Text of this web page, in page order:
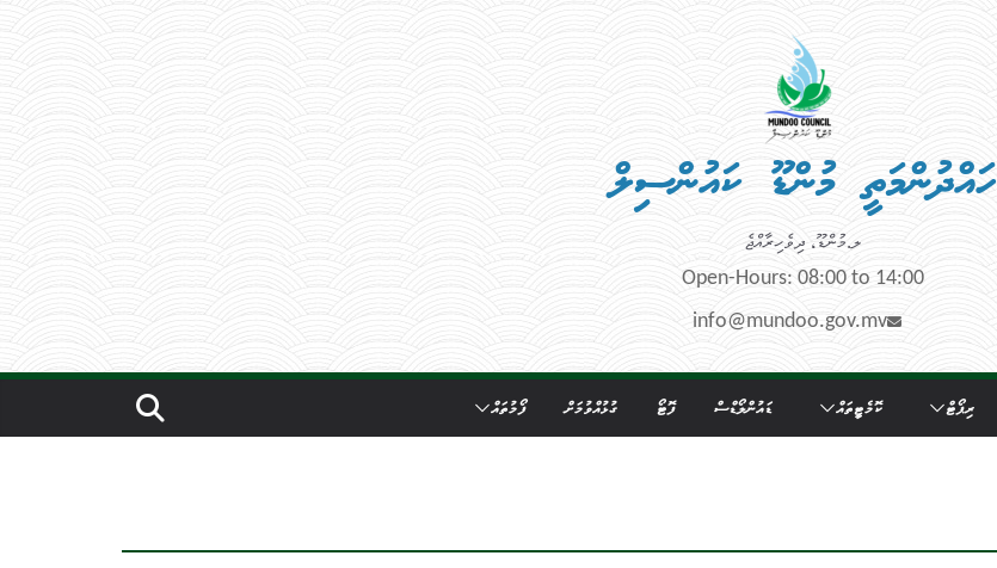
ހައްދުންމަތީ މުންޑޫ ކައުންސިލް
ލ.މުންޑޫ، ދިވެހިރާއްޖެ
Open-Hours: 08:00 to 14:00
info@mundoo.gov.mv
ރިޕޯޓް ކޮމެޓީތައް ޑައުންލޯޑްސް ފޮޓޯ ގުޅުއްވުމަށް ފޯމުތައް